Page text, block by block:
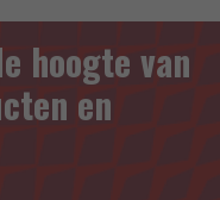
hoogte van
en